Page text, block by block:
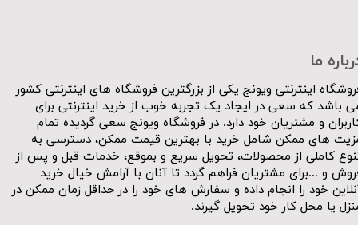
ما
اینترنتی ویونج یکی از بزرگترین فروشگاه های اینترنتی کشور
باشد که سعی در ایجاد یک تجربه خوب از خرید اینترنتی برای
و مشتریان خود دارد. در فروشگاه ویونج سعی گردیده تمام
های ممکن شامل خرید با بهترین قیمت ممکن، دسترسی به
کاملی از محصولات، تحویل سریع و بموقع، خدمات قبل و پس از
و ...برای مشتریان فراهم گردد تا آنان با آرامش خیال خرید
خود را انجام داده و سفارش های خود را در حداقل زمان ممکن در
یا محل کار خود تحویل گیرند.​​​​​​​